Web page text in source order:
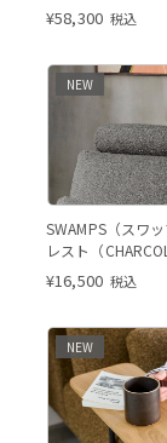
¥58,300 税込
NEW
SWAMPS（スワ
レスト（CHARCOL
¥16,500 税込
NEW